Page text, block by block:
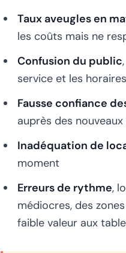
Taux aveugles en
les coûts mais ne
Confusion du public
service et les
Fausse confiance
auprès des
Inadéquation de
moment
Erreurs de rythme,
médiocres, des
faible valeur aux